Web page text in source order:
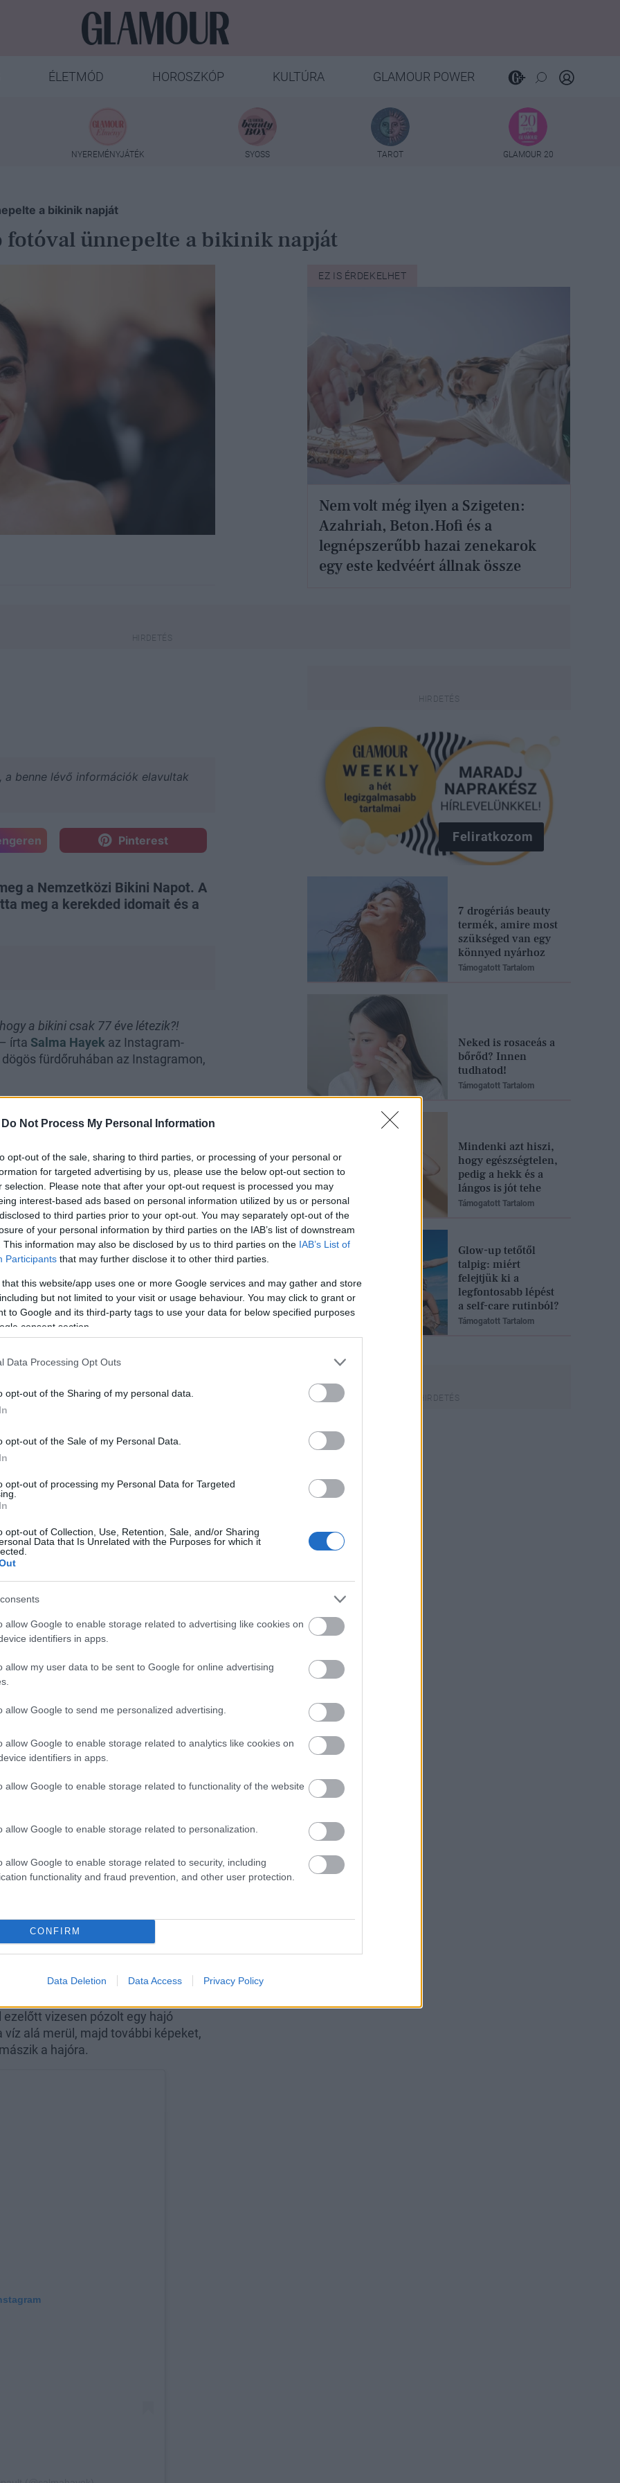
Do Not Process My Personal Information
opt-out of the sale, sharing to third parties, or processing of your personal or
for targeted advertising by us, please use the below opt-out section to
selection. Please note that after your opt-out request is processed you may
interest-based ads based on personal information utilized by us or personal
to third parties prior to your opt-out. You may separately opt-out of the
of your personal information by third parties on the IAB’s list of downstream
This information may also be disclosed by us to third parties on the IAB’s List of
Participants that may further disclose it to other third parties.
that this website/app uses one or more Google services and may gather and store
but not limited to your visit or usage behaviour. You may click to grant or
to Google and its third-party tags to use your data for below specified purposes
consent section.
Data Processing Opt Outs
opt-out of the Sharing of my personal data.
opt-out of the Sale of my Personal Data.
opt-out of processing my Personal Data for Targeted
opt-out of Collection, Use, Retention, Sale, and/or Sharing
Data that Is Unrelated with the Purposes for which it
allow Google to enable storage related to advertising like cookies on
identifiers in apps.
allow my user data to be sent to Google for online advertising
allow Google to send me personalized advertising.
allow Google to enable storage related to analytics like cookies on
identifiers in apps.
allow Google to enable storage related to functionality of the website
allow Google to enable storage related to personalization.
allow Google to enable storage related to security, including
functionality and fraud prevention, and other user protection.
CONFIRM
Data Deletion Data Access Privacy Policy
ÉLETMÓD HOROSZKÓP KULTÚRA GLAMOUR POWER
NYEREMÉNYJÁTÉK SYOSS TAROT GLAMOUR 20
a bikinik napját
fotóval ünnepelte a bikinik napját
EZ IS ÉRDEKELHET
Nem volt még ilyen a Szigeten:
Azahriah, Beton.Hofi és a
legnépszerűbb hazai zenekarok
egy este kedvéért állnak össze
benne lévő információk elavultak
Pinterest
a Nemzetközi Bikini Napot. A
meg a kerekded idomait és a
a bikini csak 77 éve létezik?!
– írta Salma Hayek az Instagram-
fürdőruhában az Instagramon,
tarol
fotókat tett közzé.„Néhányan
nap értékes. Imádd a hetedet,
Salma Hayek. A színésznő a
élvezte a tengeri hajókázását. Mi
egy kevésbé napsütéses nyári
szépsége – a dolog csak
áttetsző ruhában
szabadította fel a
melleit
bikinis fotókkal árasztotta el
ezelőtt vizesen pózolt egy hajó
alá merül, majd további képeket,
a hajóra.
Feliratkozom
7 drogériás beauty
termék, amire most
szükséged van egy
könnyed nyárhoz
Támogatott Tartalom
Neked is rosaceás a
bőrőd? Innen
tudhatod!
Támogatott Tartalom
Mindenki azt hiszi,
hogy egészségtelen,
pedig a hekk és a
lángos is jót tehe
Támogatott Tartalom
Glow-up tetőtől
talpig: miért
felejtjük ki a
legfontosabb lépést
a self-care rutinból?
Támogatott Tartalom